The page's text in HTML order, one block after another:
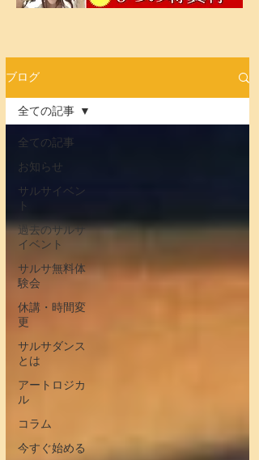
ブログ
全ての記事
お知らせ
サルサイベン
ト
過去のサルサ
イベント
サルサ無料体
験会
休講・時間変
更
サルサダンス
とは
アートロジカ
ル
コラム
今すぐ始める
全ての記事